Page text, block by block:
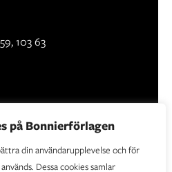
på Bonnierförlagen
din användarupplevelse och för
Dessa cookies samlar
103 63